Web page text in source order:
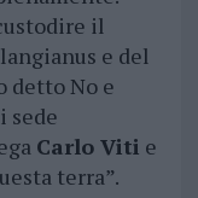
il
e del
detto No e
sede
Carlo Viti e
terra”.